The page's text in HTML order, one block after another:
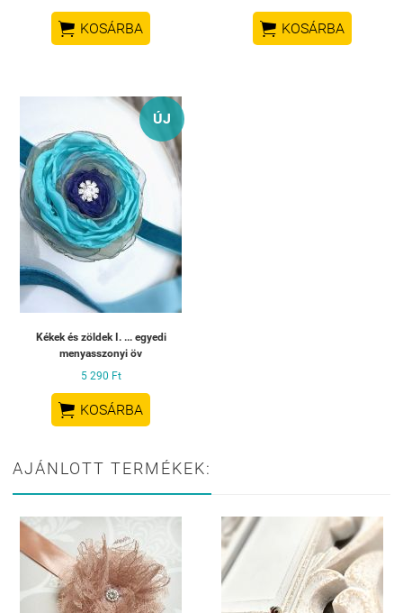
 KOSÁRBA  KOSÁRBA
ÚJ
Kékek és zöldek I. ... egyedi
menyasszonyi öv
5 290 Ft
 KOSÁRBA
AJÁNLOTT TERMÉKEK: